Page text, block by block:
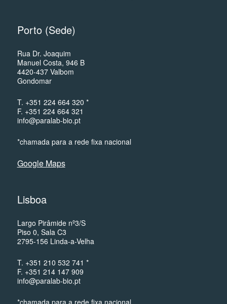
Porto (Sede)
Rua Dr. Joaquim
Manuel Costa, 946 B
4420-437 Valbom
Gondomar
T. +351 224 664 320 *
F. +351 224 664 321
info@paralab-bio.pt
*chamada para a rede fixa nacional
Google Maps
Lisboa
Largo Pirâmide nº3/S
Piso 0, Sala C3
2795-156 Linda-a-Velha
T. +351 210 532 741 *
F. +351 214 147 909
info@paralab-bio.pt
*chamada para a rede fixa nacional